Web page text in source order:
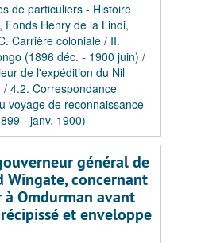
de particuliers - Histoire
Fonds Henry de la Lindi,
Carrière coloniale / II.
(1896 déc. - 1900 juin) /
de l'expédition du Nil
/ 4.2. Correspondance
voyage de reconnaissance
- janv. 1900)
général de
Wingate, concernant
Omdurman avant
et enveloppe